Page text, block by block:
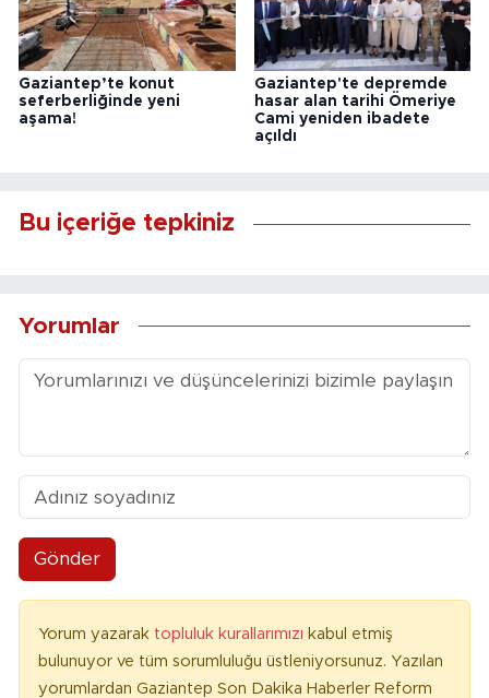
Gaziantep’te konut
seferberliğinde yeni
aşama!
Gaziantep'te depremde
hasar alan tarihi Ömeriye
Cami yeniden ibadete
açıldı
Bu içeriğe tepkiniz
Yorumlar
Gönder
Yorum yazarak topluluk kurallarımızı kabul etmiş
bulunuyor ve tüm sorumluluğu üstleniyorsunuz. Yazılan
yorumlardan Gaziantep Son Dakika Haberler Reform